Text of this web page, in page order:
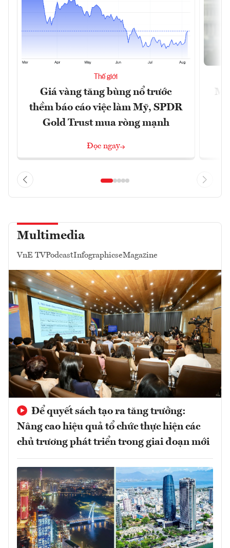
Thế giới
Giá vàng tăng bùng nổ trước
thềm báo cáo việc làm Mỹ, SPDR
Gold Trust mua ròng mạnh
Đọc ngay
Multimedia
VnE TVPodcastInfographicseMagazine
Để quyết sách tạo ra tăng trưởng:
Nâng cao hiệu quả tổ chức thực hiện các
chủ trương phát triển trong giai đoạn mới